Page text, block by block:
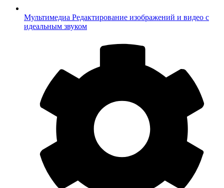
Мультимедиа Редактирование изображений и видео с
идеальным звуком